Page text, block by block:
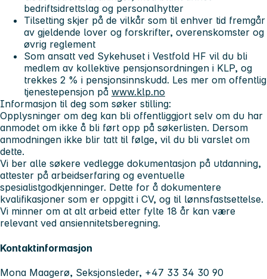
bedriftsidrettslag og personalhytter
Tilsetting skjer på de vilkår som til enhver tid fremgår
av gjeldende lover og forskrifter, overenskomster og
øvrig reglement
Som ansatt ved Sykehuset i Vestfold HF vil du bli
medlem av kollektive pensjonsordningen i KLP, og
trekkes 2 % i pensjonsinnskudd. Les mer om offentlig
tjenestepensjon på www.klp.no
Informasjon til deg som søker stilling:
Opplysninger om deg kan bli offentliggjort selv om du har
anmodet om ikke å bli ført opp på søkerlisten. Dersom
anmodningen ikke blir tatt til følge, vil du bli varslet om
dette.
Vi ber alle søkere vedlegge dokumentasjon på utdanning,
attester på arbeidserfaring og eventuelle
spesialistgodkjenninger. Dette for å dokumentere
kvalifikasjoner som er oppgitt i CV, og til lønnsfastsettelse.
Vi minner om at alt arbeid etter fylte 18 år kan være
relevant ved ansiennitetsberegning.
Kontaktinformasjon
Mona Maagerø, Seksjonsleder, +47 33 34 30 90